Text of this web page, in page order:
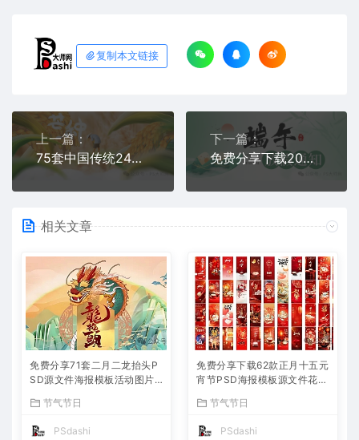
复制本文链接
上一篇：
75套中国传统24节气芒种PSD海报模板素材免费分享下载节日资源整套高清朋友圈营销电商宣传制作合集打包二十四图片网站平面设计师
下一篇：
免费分享下载20套2024年端午节放假通知模板PSD源文件可编辑幼儿园小学学校公司企业朋友圈海报宣传平面设计师素材打包合集图片
相关文章
免费分享71套二月二龙抬头P
SD源文件海报模板活动图片
广告PS大师网高清合集中国
传统节日平面设计宣传
节气节日
PSdashi
免费分享下载62款正月十五元
宵节PSD海报模板源文件花灯
春节氛围喜庆背景设计素材公
司企业朋友圈吃汤圆
节气节日
PSdashi